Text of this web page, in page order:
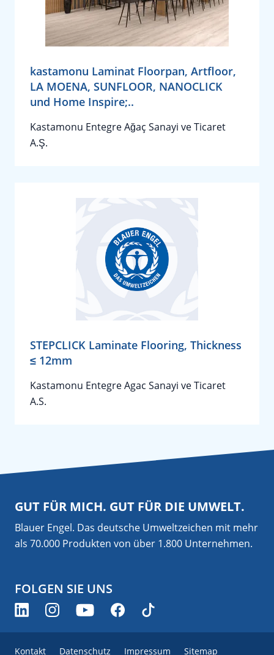
kastamonu Laminat Floorpan, Artfloor,
LA MOENA, SUNFLOOR, NANOCLICK
und Home Inspire;..
Kastamonu Entegre Ağaç Sanayi ve Ticaret
A.Ş.
STEPCLICK Laminate Flooring, Thickness
≤ 12mm
Kastamonu Entegre Agac Sanayi ve Ticaret
A.S.
GUT FÜR MICH. GUT FÜR DIE UMWELT.
Blauer Engel. Das deutsche Umweltzeichen mit mehr
als 70.000 Produkten von über 1.800 Unternehmen.
FOLGEN SIE UNS
Kontakt Datenschutz Impressum Sitemap